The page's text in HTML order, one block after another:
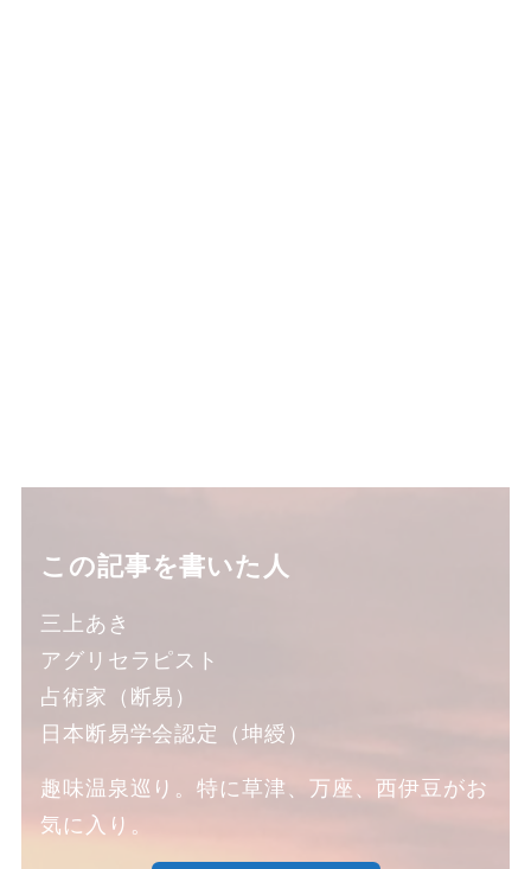
この記事を書いた人
三上あき
アグリセラピスト
占術家（断易）
日本断易学会認定（坤綬）
趣味温泉巡り。特に草津、万座、西伊豆がお
気に入り。